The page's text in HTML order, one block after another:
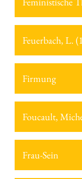
Feuerbach, L.
Firmung
Foucault,
Frau-Sein